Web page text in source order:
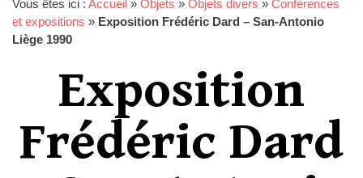
Vous êtes ici : Accueil » Objets » Objets divers » Conférences
et expositions » Exposition Frédéric Dard – San-Antonio
Liège 1990
Exposition
Frédéric Dard